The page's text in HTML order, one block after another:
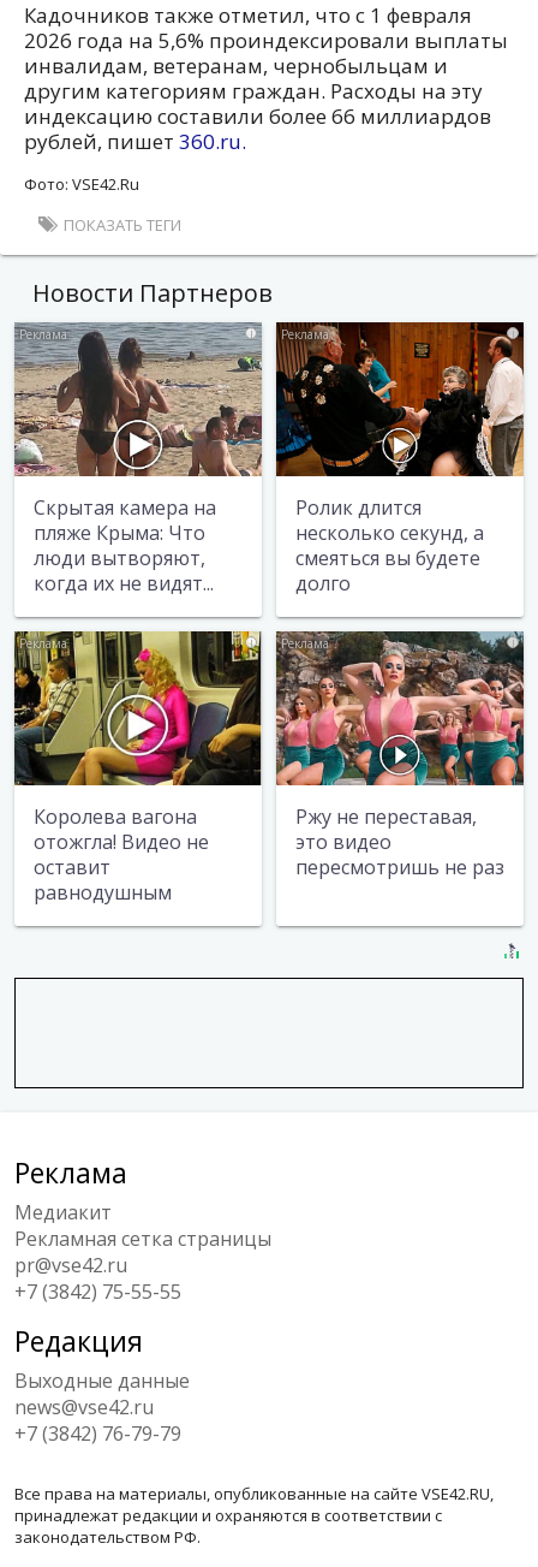
Кадочников также отметил, что с 1 февраля
2026 года на 5,6% проиндексировали выплаты
инвалидам, ветеранам, чернобыльцам и
другим категориям граждан. Расходы на эту
индексацию составили более 66 миллиардов
рублей, пишет 360.ru.
Фото: VSE42.Ru
ПОКАЗАТЬ ТЕГИ
Новости Партнеров
i
Скрытая камера на
пляже Крыма: Что
люди вытворяют,
когда их не видят...
i
Ролик длится
несколько секунд, а
смеяться вы будете
долго
i
Королева вагона
отожгла! Видео не
оставит
равнодушным
i
Ржу не переставая,
это видео
пересмотришь не раз
Реклама
Медиакит
Рекламная сетка страницы
pr@vse42.ru
+7 (3842) 75-55-55
Редакция
Выходные данные
news@vse42.ru
+7 (3842) 76-79-79
Все права на материалы, опубликованные на сайте VSE42.RU,
принадлежат редакции и охраняются в соответствии с
законодательством РФ.